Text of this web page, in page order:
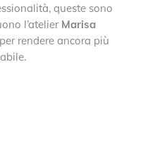
queste sono
l’atelier Marisa
rendere ancora più